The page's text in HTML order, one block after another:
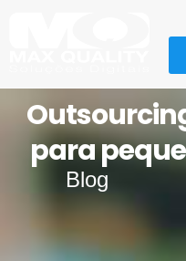
para
Blog